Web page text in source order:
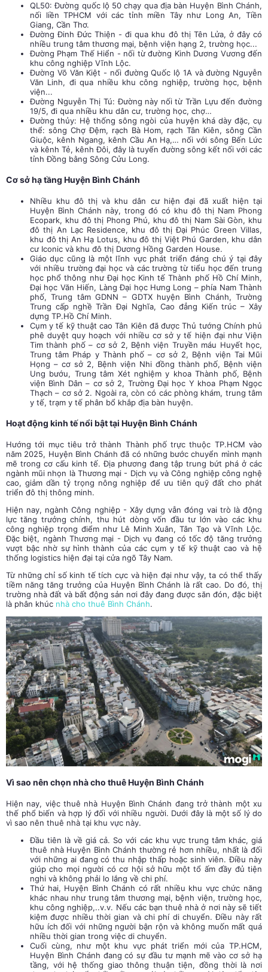
QL50: Đường quốc lộ 50 chạy qua địa bàn Huyện Bình Chánh,
nối liền TPHCM với các tỉnh miền Tây như Long An, Tiền
Giang, Cần Thơ.
Đường Đinh Đức Thiện - đi qua khu đô thị Tên Lửa, ở đây có
nhiều trung tâm thương mại, bệnh viện hạng 2, trường học...
Đường Phạm Thế Hiển - nối từ đường Kinh Dương Vương đến
khu công nghiệp Vĩnh Lộc.
Đường Võ Văn Kiệt - nối đường Quốc lộ 1A và đường Nguyễn
Văn Linh, đi qua nhiều khu công nghiệp, trường học, bệnh
viện...
Đường Nguyễn Thị Tú: Đường này nối từ Trần Lựu đến đường
19/5, đi qua nhiều khu dân cư, trường học, chợ…
Đường thủy: Hệ thống sông ngòi của huyện khá dày đặc, cụ
thể: sông Chợ Đệm, rạch Bà Hom, rạch Tân Kiên, sông Cần
Giuộc, kênh Ngang, kênh Cầu An Hạ,… nối với sông Bến Lức
và kênh Tẻ, kênh Đôi, đây là tuyến đường sông kết nối với các
tỉnh Đồng bằng Sông Cửu Long.
Cơ sở hạ tầng Huyện Bình Chánh
Nhiều khu đô thị và khu dân cư hiện đại đã xuất hiện tại
Huyện Bình Chánh này, trong đó có khu đô thị Nam Phong
Ecopark, khu đô thị Phong Phú, khu đô thị Nam Sài Gòn, khu
đô thị An Lạc Residence, khu đô thị Đại Phúc Green Villas,
khu đô thị An Hạ Lotus, khu đô thị Việt Phú Garden, khu dân
cư Iconic và khu đô thị Dương Hồng Garden House.
Giáo dục cũng là một lĩnh vực phát triển đáng chú ý tại đây
với nhiều trường đại học và các trường từ tiểu học đến trung
học phổ thông như Đại học Kinh tế Thành phố Hồ Chí Minh,
Đại học Văn Hiến, Làng Đại học Hưng Long – phía Nam Thành
phố, Trung tâm GDNN – GDTX huyện Bình Chánh, Trường
Trung cấp nghề Trần Đại Nghĩa, Cao đẳng Kiến trúc – Xây
dựng TP.Hồ Chí Minh.
Cụm y tế kỹ thuật cao Tân Kiên đã được Thủ tướng Chính phủ
phê duyệt quy hoạch với nhiều cơ sở y tế hiện đại như Viện
Tim thành phố – cơ sở 2, Bệnh viện Truyền máu Huyết học,
Trung tâm Pháp y Thành phố – cơ sở 2, Bệnh viện Tai Mũi
Họng – cơ sở 2, Bệnh viện Nhi đồng thành phố, Bệnh viện
Ung bướu, Trung tâm Xét nghiệm y khoa Thành phố, Bệnh
viện Bình Dân – cơ sở 2, Trường Đại học Y khoa Phạm Ngọc
Thạch – cơ sở 2. Ngoài ra, còn có các phòng khám, trung tâm
y tế, trạm y tế phân bổ khắp địa bàn huyện.
Hoạt động kinh tế nổi bật tại Huyện Bình Chánh
Hướng tới mục tiêu trở thành Thành phố trực thuộc TP.HCM vào
năm 2025, Huyện Bình Chánh đã có những bước chuyển mình mạnh
mẽ trong cơ cấu kinh tế. Địa phương đang tập trung bứt phá ở các
ngành mũi nhọn là Thương mại - Dịch vụ và Công nghiệp công nghệ
cao, giảm dần tỷ trọng nông nghiệp để ưu tiên quỹ đất cho phát
triển đô thị thông minh.
Hiện nay, ngành Công nghiệp - Xây dựng vẫn đóng vai trò là động
lực tăng trưởng chính, thu hút dòng vốn đầu tư lớn vào các khu
công nghiệp trọng điểm như Lê Minh Xuân, Tân Tạo và Vĩnh Lộc.
Đặc biệt, ngành Thương mại - Dịch vụ đang có tốc độ tăng trưởng
vượt bậc nhờ sự hình thành của các cụm y tế kỹ thuật cao và hệ
thống logistics hiện đại tại cửa ngõ Tây Nam.
Từ những chỉ số kinh tế tích cực và hiện đại như vậy, ta có thể thấy
tiềm năng tăng trưởng của Huyện Bình Chánh là rất cao. Do đó, thị
trường nhà đất và bất động sản nơi đây đang được săn đón, đặc biệt
là phân khúc nhà cho thuê Bình Chánh.
Vì sao nên chọn nhà cho thuê Huyện Bình Chánh
Hiện nay, việc thuê nhà Huyện Bình Chánh đang trở thành một xu
thế phổ biến và hợp lý đối với nhiều người. Dưới đây là một số lý do
vì sao nên thuê nhà tại khu vực này.
Đầu tiên là về giá cả. So với các khu vực trung tâm khác, giá
thuê nhà Huyện Bình Chánh thường rẻ hơn nhiều, nhất là đối
với những ai đang có thu nhập thấp hoặc sinh viên. Điều này
giúp cho mọi người có cơ hội sở hữu một tổ ấm đầy đủ tiện
nghi và không phải lo lắng về chi phí.
Thứ hai, Huyện Bình Chánh có rất nhiều khu vực chức năng
khác nhau như trung tâm thương mại, bệnh viện, trường học,
khu công nghiệp,..v.v. Nếu các bạn thuê nhà ở nơi này sẽ tiết
kiệm được nhiều thời gian và chi phí di chuyển. Điều này rất
hữu ích đối với những người bận rộn và không muốn mất quá
nhiều thời gian trong việc di chuyển.
Cuối cùng, như một khu vực phát triển mới của TP.HCM,
Huyện Bình Chánh đang có sự đầu tư mạnh mẽ vào cơ sở hạ
tầng, với hệ thống giao thông thuận tiện, đồng thời là nơi